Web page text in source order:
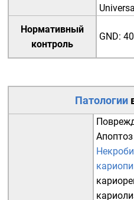
Нормативный
контроль
GND:
Патологии
Апоптоз